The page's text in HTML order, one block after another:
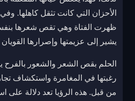
الأحزان التي كانت تثقل كاهلها. وفي
ظهرت الفتاة وهي تقص شعرها
يشير إلى عزيمتها وإصرارها
الحلم بقص الشعر والشعور بالفرح
رغبتها في المغامرة واستكشاف
من قبل. هذه الرؤيا تعد دلالة على